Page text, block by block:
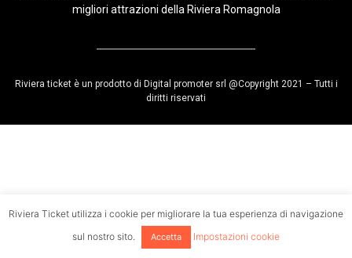
migliori attrazioni della Riviera Romagnola
Riviera ticket è un prodotto di Digital promoter srl @Copyright 2021 – Tutti i
diritti riservati
Riviera Ticket utilizza i cookie per migliorare la tua esperienza di navigazione
sul nostro sito.
Accetta Impostazioni cookie